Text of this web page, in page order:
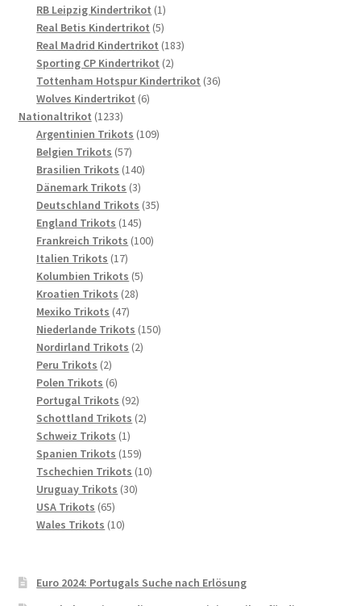
Produkte
RB Leipzig Kindertrikot 11
Produkt
Real Betis Kindertrikot 55
Produkte
Real Madrid Kindertrikot 183183
Sporting CP Kindertrikot 22
Produkte
Tottenham Hotspur Kindertrikot 3636
Wolves Kindertrikot 66
Nationaltrikot 12331233
Produkte
Argentinien Trikots 109109
Belgien Trikots 5757
Produkte
Brasilien Trikots 140140
Dänemark Trikots 33
Produkte
Deutschland Trikots 3535
England Trikots 145145
Produkte
Frankreich Trikots 100100
Italien Trikots 1717
Produkte
Kolumbien Trikots 55
Kroatien Trikots 2828
Mexiko Trikots 4747
Produkte
Niederlande Trikots 150150
Nordirland Trikots 22
Peru Trikots 22
Produkte
Polen Trikots 66
Produkte
Portugal Trikots 9292
Produkte
Schottland Trikots 22
Schweiz Trikots 11
Produkt
Spanien Trikots 159159
Produkte
Tschechien Trikots 1010
Uruguay Trikots 3030
USA Trikots 6565
Produkte
Wales Trikots 1010
Euro 2024: Portugals Suche nach Erlösung